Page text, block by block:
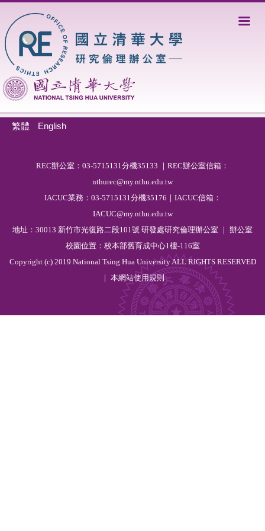
到
主
要
內
區
繁體 English
REC辦公室：03-5715131分機35133 ｜REC辦公室信箱：
nthurec@my.nthu.edu.tw
IACUC業務：03-5715131分機35176｜IACUC信箱：
IACUC@my.nthu.edu.tw
地址：30013 新竹市光復路二段101號 研發處研究倫理辦公室 ｜ 辦公室
校園位置：校本部舊育成中心1樓-116室
Copyright (c) 2019 National Tsing Hua University ALL RIGHTS RESERVED
｜ 本網站使用規則